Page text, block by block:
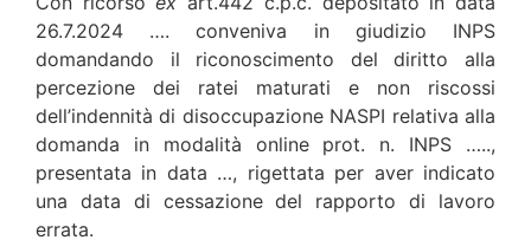
26.7.2024 …. conveniva in giudizio INPS
domandando il riconoscimento del diritto alla
percezione dei ratei maturati e non riscossi
dell’indennità di disoccupazione NASPI relativa alla
domanda in modalità online prot. n. INPS …..,
presentata in data …, rigettata per aver indicato
una data di cessazione del rapporto di lavoro
errata.